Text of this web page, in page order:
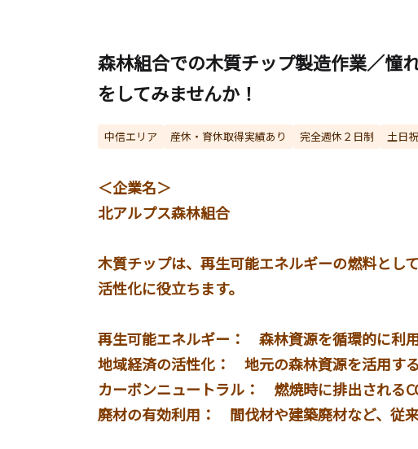
森林組合での木質チップ製造作業／憧
をしてみませんか！
中信エリア 産休・育休取得実績あり 完全週休２日制 土日
＜企業名＞
北アルプス森林組合
木質チップは、再生可能エネルギーの燃料とし
活性化に役立ちます。
再生可能エネルギー： 森林資源を循環的に利
地域経済の活性化： 地元の森林資源を活用す
カーボンニュートラル： 燃焼時に排出される
廃材の有効利用： 間伐材や建築廃材など、従